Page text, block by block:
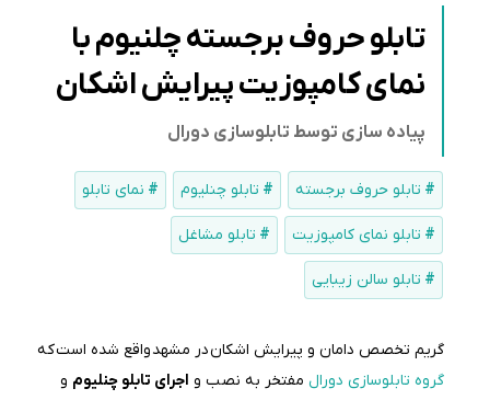
تابلو حروف برجسته چلنیوم با
نمای کامپوزیت پیرایش اشکان
پیاده سازی توسط تابلوسازی دورال
تابلو حروف برجسته تابلو چنلیوم نمای تابلو
تابلو نمای کامپوزیت تابلو مشاغل
تابلو سالن زیبایی
گریم تخصص دامان و پیرایش اشکان در مشهد واقع شده است که
گروه تابلوسازی دورال مفتخر به نصب و اجرای تابلو چنلیوم و